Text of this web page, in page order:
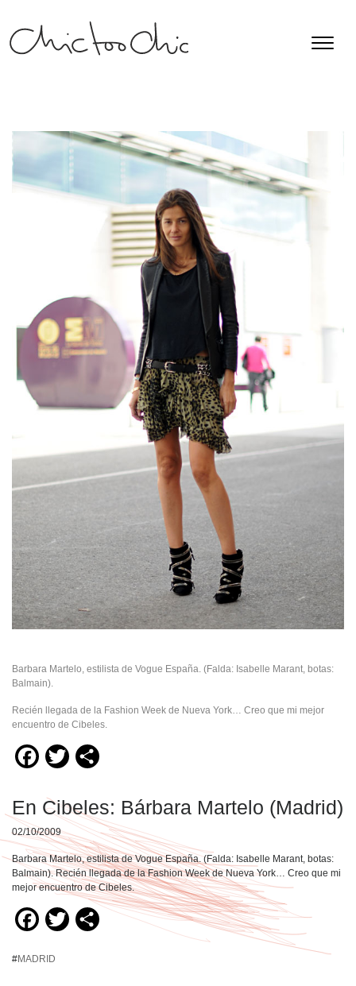
Barbara Martelo, estilista de Vogue España. (Falda: Isabelle Marant, botas:
Balmain).
Recién llegada de la Fashion Week de Nueva York… Creo que mi mejor
encuentro de Cibeles.
Facebook
Twitter
En Cibeles: Bárbara Martelo (Madrid)
02/10/2009
Barbara Martelo, estilista de Vogue España. (Falda: Isabelle Marant, botas:
Balmain). Recién llegada de la Fashion Week de Nueva York… Creo que mi
mejor encuentro de Cibeles.
Facebook
Twitter Compartir
#MADRID